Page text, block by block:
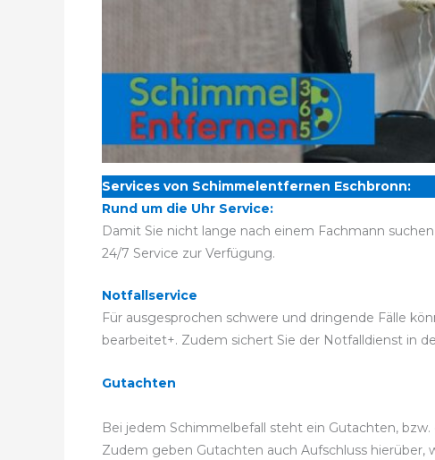
Services von Schimmelentfernen Eschbronn:
Rund um die Uhr Service:
Damit Sie nicht lange nach einem Fachmann
24/7 Service zur Verfügung.
Notfallservice
Für ausgesprochen schwere und dringende Fälle
bearbeitet+. Zudem sichert Sie der Notfalldienst in
Gutachten
Bei jedem Schimmelbefall steht ein Gutachten,
Zudem geben Gutachten auch Aufschluss